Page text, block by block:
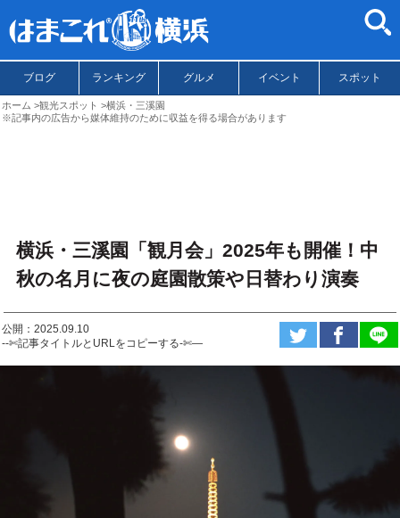
ブログ ランキング グルメ イベント スポット
ホーム 観光スポット
横浜・三溪園
※記事内の広告から媒体維持のために収益を得る場合があります
横浜・三溪園「観月会」2025年も開催！中
秋の名月に夜の庭園散策や日替わり演奏
公開：2025.09.10
--✄記事タイトルとURLをコピーする-✄—